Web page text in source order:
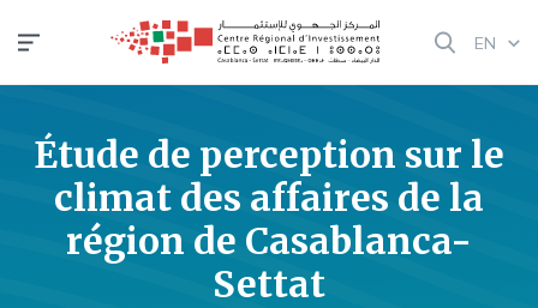
main
EN
Étude de perception sur le
climat des affaires de la
région de Casablanca-
Settat